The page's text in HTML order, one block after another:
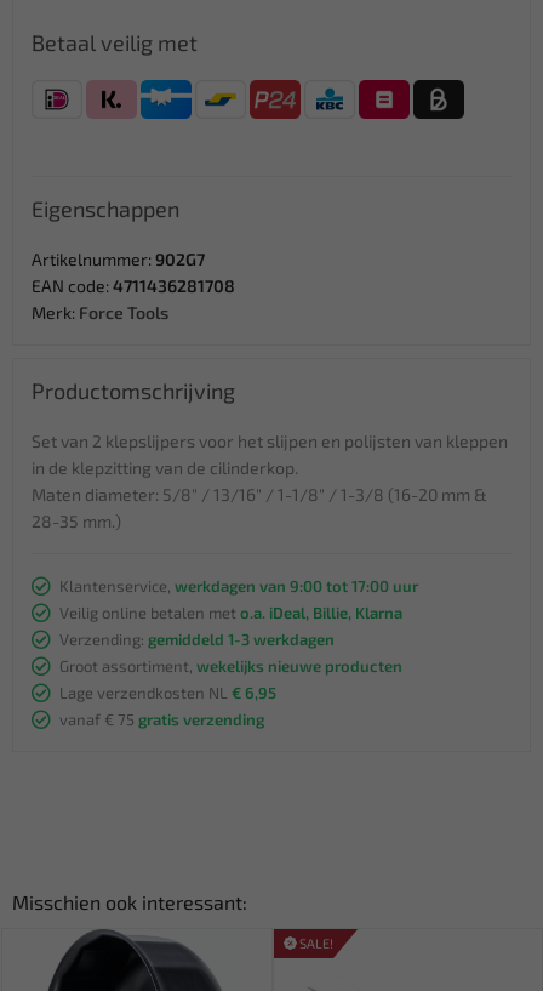
Betaal veilig met
Eigenschappen
Artikelnummer: 902G7
EAN code: 4711436281708
Merk: Force Tools
Productomschrijving
Set van 2 klepslijpers voor het slijpen en polijsten van kleppen
in de klepzitting van de cilinderkop.
Maten diameter: 5/8" / 13/16" / 1-1/8" / 1-3/8 (16-20 mm &
28-35 mm.)
Klantenservice, werkdagen van 9:00 tot 17:00 uur
Veilig online betalen met o.a. iDeal, Billie, Klarna
Verzending: gemiddeld 1-3 werkdagen
Groot assortiment, wekelijks nieuwe producten
Lage verzendkosten NL € 6,95
vanaf € 75 gratis verzending
Misschien ook interessant:
SALE!